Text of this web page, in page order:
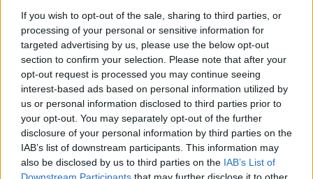
If you wish to opt-out of the sale, sharing to third parties, or
processing of your personal or sensitive information for
targeted advertising by us, please use the below opt-out
section to confirm your selection. Please note that after your
opt-out request is processed you may continue seeing
interest-based ads based on personal information utilized by
us or personal information disclosed to third parties prior to
your opt-out. You may separately opt-out of the further
disclosure of your personal information by third parties on the
IAB’s list of downstream participants. This information may
also be disclosed by us to third parties on the IAB’s List of